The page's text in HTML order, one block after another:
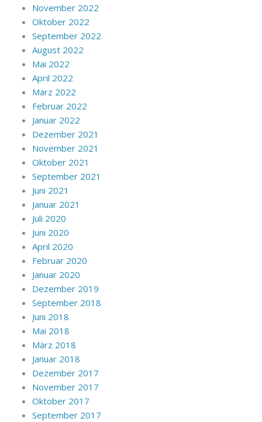
November 2022
Oktober 2022
September 2022
August 2022
Mai 2022
April 2022
März 2022
Februar 2022
Januar 2022
Dezember 2021
November 2021
Oktober 2021
September 2021
Juni 2021
Januar 2021
Juli 2020
Juni 2020
April 2020
Februar 2020
Januar 2020
Dezember 2019
September 2018
Juni 2018
Mai 2018
März 2018
Januar 2018
Dezember 2017
November 2017
Oktober 2017
September 2017